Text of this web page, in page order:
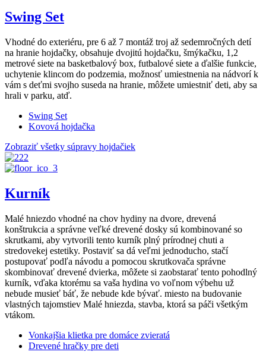
Swing Set
Vhodné do exteriéru, pre 6 až 7 montáž troj až sedemročných detí
na hranie hojdačky, obsahuje dvojitú hojdačku, šmýkačku, 1,2
metrové siete na basketbalový box, futbalové siete a ďalšie funkcie,
uchytenie klincom do podzemia, možnosť umiestnenia na nádvorí k
vám s deťmi svojho suseda na hranie, môžete umiestniť deti, aby sa
hrali v parku, atď.
Swing Set
Kovová hojdačka
Zobraziť všetky súpravy hojdačiek
Kurník
Malé hniezdo vhodné na chov hydiny na dvore, drevená
konštrukcia a správne veľké drevené dosky sú kombinované so
skrutkami, aby vytvorili tento kurník plný prírodnej chuti a
stredovekej estetiky. Postaviť sa dá veľmi jednoducho, stačí
postupovať podľa návodu a pomocou skrutkovača správne
skombinovať drevené dvierka, môžete si zaobstarať tento pohodlný
kurník, vďaka ktorému sa vaša hydina vo voľnom výbehu už
nebude musieť báť, že nebude kde bývať. miesto na budovanie
vlastných tajomstiev Malé hniezda, stavba, ktorá sa páči všetkým
vtákom.
Vonkajšia klietka pre domáce zvieratá
Drevené hračky pre deti